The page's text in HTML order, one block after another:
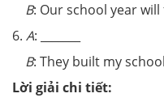
B: Our school year will
6. A: _______
B: They built my
Lời giải chi tiết: